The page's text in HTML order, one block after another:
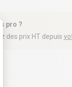
pro ?
des prix HT depuis
: